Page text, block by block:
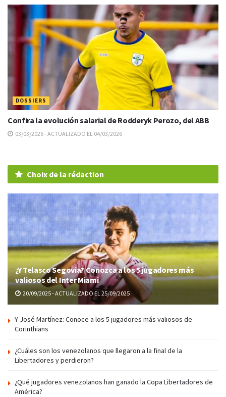
DOSSIERS
Confira la evolución salarial de Rodderyk Perozo, del ABB
03/03/2026 - ACTUALIZADO EL 04/03/2026
Choix de la rédaction
¿Y Telasco Segovia? Conozca a los 5 jugadores más
valiosos del Inter Miami
20/09/2025 - ACTUALIZADO EL 25/09/2025
Y José Martínez: Conoce a los 5 jugadores más valiosos de
Corinthians
¿Cuáles son los venezolanos que llegaron a la final de la
Libertadores y perdieron?
¿Qué jugadores venezolanos han ganado la Copa Libertadores de
América?